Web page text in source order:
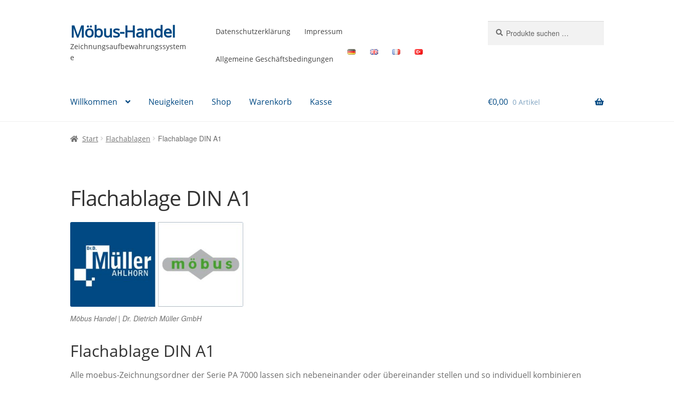
Zur
Navigation
springen
Zum
Inhalt
springen
Möbus-Handel
Zeichnungsaufbewahrungssystem
e
Datenschutzerklärung Impressum
Allgemeine Geschäftsbedingungen
nach:
Willkommen Neuigkeiten Shop Warenkorb Kasse €0,00 0 Artikel
Start Flachablagen Flachablage DIN A1
Flachablage DIN A1
Möbus Handel | Dr. Dietrich Müller GmbH
Flachablage DIN A1
Alle moebus-Zeichnungsordner der Serie PA 7000 lassen sich nebeneinander oder übereinander stellen und so individuell kombinieren